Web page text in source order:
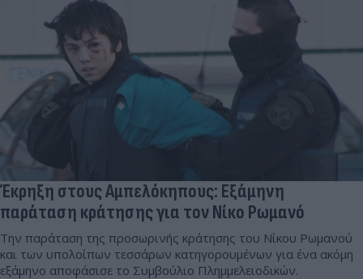
Έκρηξη στους Αμπελόκηπους: Εξάμηνη
παράταση κράτησης για τον Νίκο Ρωμανό
Την παράταση της προσωρινής κράτησης του Νίκου Ρωμανού
και των υπολοίπων τεσσάρων κατηγορουμένων για ένα ακόμη
εξάμηνο αποφάσισε το Συμβούλιο Πλημμελειοδικών.